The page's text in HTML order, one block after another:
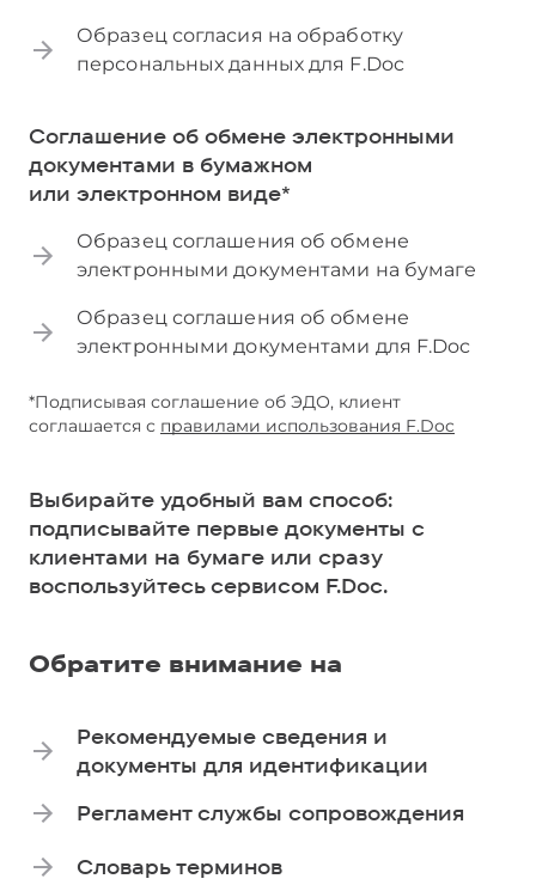
Образец согласия на обработку
персональных данных для F.Doc
Соглашение об обмене электронными
документами в бумажном
или электронном виде*
Образец соглашения об обмене
электронными документами на бумаге
Образец соглашения об обмене
электронными документами для F.Doc
*Подписывая соглашение об ЭДО, клиент
соглашается с правилами использования F.Doc
Выбирайте удобный вам способ:
подписывайте первые документы с
клиентами на бумаге или сразу
воспользуйтесь сервисом F.Doc.
Обратите внимание на
Рекомендуемые сведения и
документы для идентификации
Регламент службы сопровождения
Словарь терминов